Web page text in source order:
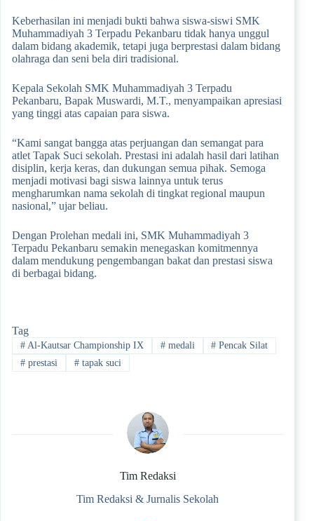
Keberhasilan ini menjadi bukti bahwa siswa-siswi SMK
Muhammadiyah 3 Terpadu Pekanbaru tidak hanya unggul
dalam bidang akademik, tetapi juga berprestasi dalam bidang
olahraga dan seni bela diri tradisional.
Kepala Sekolah SMK Muhammadiyah 3 Terpadu
Pekanbaru, Bapak Muswardi, M.T., menyampaikan apresiasi
yang tinggi atas capaian para siswa.
“Kami sangat bangga atas perjuangan dan semangat para
atlet Tapak Suci sekolah. Prestasi ini adalah hasil dari latihan
disiplin, kerja keras, dan dukungan semua pihak. Semoga
menjadi motivasi bagi siswa lainnya untuk terus
mengharumkan nama sekolah di tingkat regional maupun
nasional,” ujar beliau.
Dengan Prolehan medali ini, SMK Muhammadiyah 3
Terpadu Pekanbaru semakin menegaskan komitmennya
dalam mendukung pengembangan bakat dan prestasi siswa
di berbagai bidang.
Tag
#Al-Kautsar Championship IX #medali # Pencak Silat
#prestasi #tapak suci
Tim Redaksi
Tim Redaksi & Jurnalis Sekolah